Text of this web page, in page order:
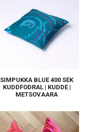
SIMPUKKA BLUE 400 SEK
KUDDFODRAL | KUDDE |
METSOVAARA